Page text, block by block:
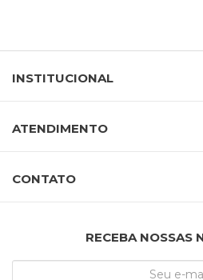
INSTITUCIONAL
ATENDIMENTO
CONTATO
RECEBA NOSSAS